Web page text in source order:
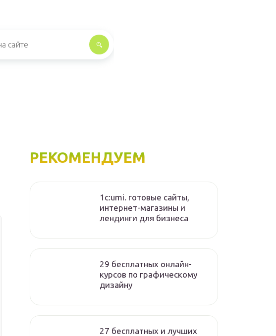
РЕКОМЕНДУЕМ
1с:umi. готовые сайты,
интернет-магазины и
лендинги для бизнеса
29 бесплатных онлайн-
курсов по графическому
дизайну
27 бесплатных и лучших